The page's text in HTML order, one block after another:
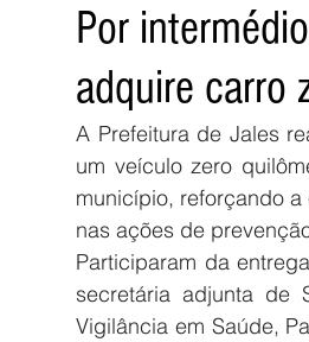
Por
adquire carro
A Prefeitura de Jales
um veículo zero
município, reforçando
nas ações de
Participaram da
secretária adjunta de
Vigilância em Saúde,